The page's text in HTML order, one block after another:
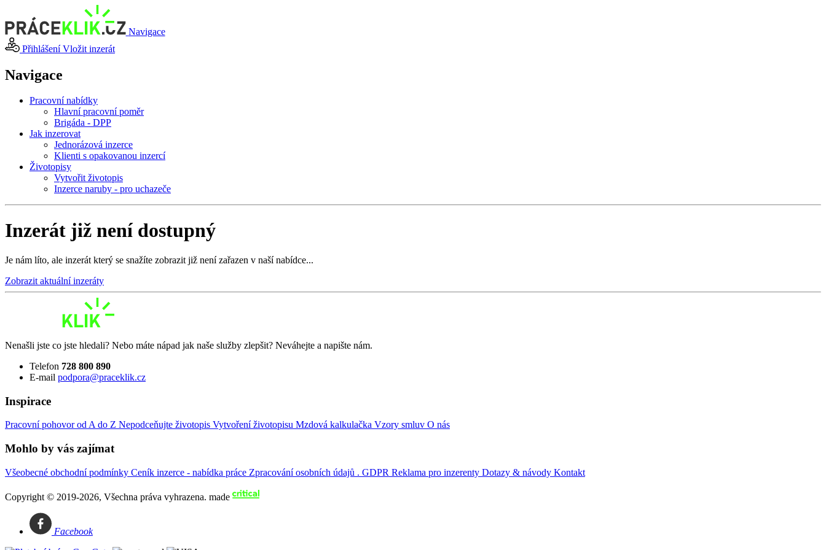
Navigace
PřihlášeníVložit inzerát
Navigace
Pracovní nabídky
Hlavní pracovní poměr
Brigáda - DPP
Jak inzerovat
Jednorázová inzerce
Klienti s opakovanou inzercí
Životopisy
Vytvořit životopis
Inzerce naruby - pro uchazeče
Inzerát již není dostupný
Je nám líto, ale inzerát který se snažíte zobrazit již není zařazen v naší nabídce...
Zobrazit aktuální inzeráty
Nenašli jste co jste hledali? Nebo máte nápad jak naše služby zlepšit? Neváhejte a napište nám.
Telefon 728 800 890
E-mail podpora@praceklik.cz
Inspirace
Pracovní pohovor od A do Z Nepodceňujte životopis Vytvoření životopisu Mzdová kalkulačka Vzory smluv O nás
Mohlo by vás zajímat
Všeobecné obchodní podmínky Ceník inzerce - nabídka práce Zpracování osobních údajů . GDPR Reklama pro inzerenty Dotazy & návody Kontakt
Copyright © 2019-2026, Všechna práva vyhrazena. made
Facebook